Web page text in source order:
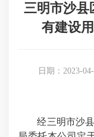
三明市沙县
有建设
日期：2023-
经三明市沙县